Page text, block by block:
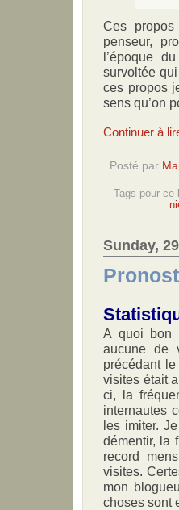
Ces propos
penseur,
l’époque
survoltée
ces propos
sens qu’on
Continuer à
Posté par
Tags pour ce
Sunday,
A quoi bon
aucune de
précédant
visites était
ci, la
internautes
les imiter.
démentir, la
record
visites.
mon
choses sont